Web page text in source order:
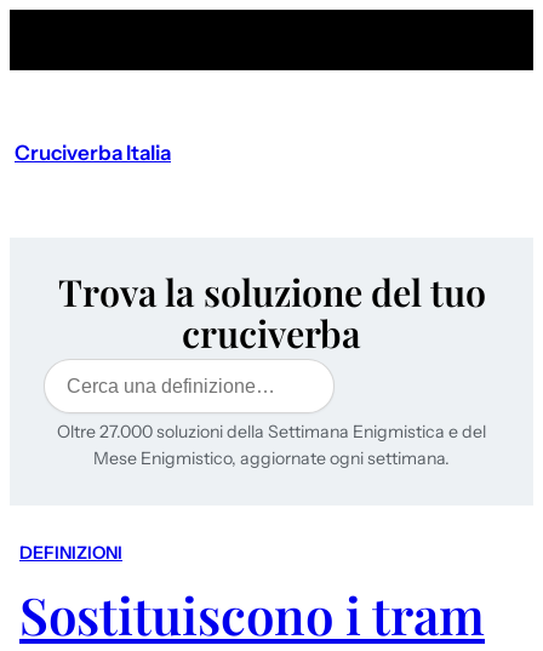
Cruciverba Italia
Trova la soluzione del tuo
cruciverba
Cerca
Oltre 27.000 soluzioni della Settimana Enigmistica e del
Mese Enigmistico, aggiornate ogni settimana.
DEFINIZIONI
Sostituiscono i tram